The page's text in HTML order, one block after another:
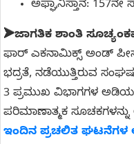
ಅಫ್ಘಾನಿಸ್ತಾನ: 157ನೇ
➤ಜಾಗತಿಕ ಶಾಂತಿ
ಫಾರ್ ಎಕನಾಮಿಕ್ಸ್ ಅಂಡ್
ಭದ್ರತೆ, ನಡೆಯುತ್ತಿರುವ
3 ಪ್ರಮುಖ ವಿಭಾಗಗಳ
ಪರಿಮಾಣಾತ್ಮಕ
ಇಂದಿನ ಪ್ರಚಲಿತ ಘಟನೆಗಳ